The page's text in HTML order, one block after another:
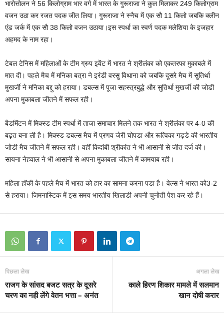
भारोत्तोलन ने 56 किलोग्राम भार वर्ग में भारत के गुरूराजा ने कुल मिलाकर 249 किलोग्राम
वजन उठा कर रजत पदक जीत लिया। गुरूराजा ने स्नैच में एक सौ 11 किलो जबकि क्लीन
एंड जर्क में एक सौ 38 किलो वजन उठाया।इस स्पर्धा का स्वर्ण पदक मलेशिया के इजहार
अहमद के नाम रहा।
टेबल टेनिस में महिलाओं के टीम ग्रुप इवेंट में भारत ने श्रीलंका को एकतरफा मुकाबले में
मात दी। पहले मैच में मनिका बत्रा ने इरंडी वरसु विथाना को जबकि दूसरे मैच में सुतिर्था
मुखर्जी ने मनिका बद्दु को हराया। डबल्स में पूजा सहस्त्रबुद्धे और सुतिर्था मुखर्जी की जोडी
अपना मुकाबला जीतने में सफल रही।
बैडमिंटन में मिक्स्ड टीम स्पर्धा में ताजा समाचार मिलने तक भारत ने श्रीलंका पर 4-0 की
बढ़त बना ली है। मिक्स्ड डबल्स मैच में प्रणव जेरी चोपडा और रूत्विका गड्डे की भारतीय
जोडी मैच जीतने में सफल रही। वहीं किदांबी श्रीकांत ने भी आसानी से जीत दर्ज की।
सायना नेहवाल ने भी आसानी से अपना मुकाबला जीतने में कामयाब रही।
महिला हॉकी के पहले मैच में भारत को हार का सामना करना पडा है। वेल्स ने भारत को3-2
से हराया। जिमनास्टिक में इस समय भारतीय खिलाडी अपनी चुनोती पेश कर रहे हैं।
पिछला लेख
राजग के सांसद बजट सत्र के दूसरे
चरण का नही लेंगे वेतन भत्ता – अनंत
अगला लेख
काले हिरण शिकार मामले में सलमान
खान दोषी करार